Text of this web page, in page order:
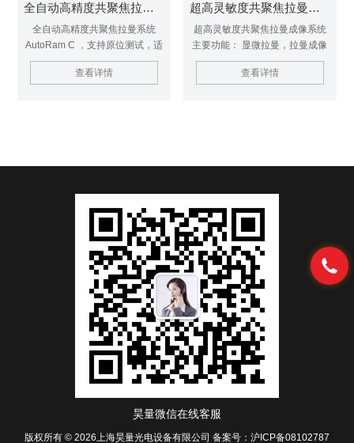
全自动高精度共聚焦拉曼系统 AutoRam C
全自动高精度共聚焦拉曼系统
AutoRam C ，支持原位测试，适
多领域，紧凑智能高性能！
查看详情
超高灵敏度共聚焦拉曼成像系统
超高灵敏度共聚焦拉曼成像系统
主要功能： 显微拉曼，拉曼成像
偏振拉曼 低波束拉曼 原位测试 可
拓展为EL/PL/光电流成像/荧光寿
查看详情
昊量微信在线客服
版权所有 © 2026上海昊量光电设备有限公司 备案号：沪ICP备08102787